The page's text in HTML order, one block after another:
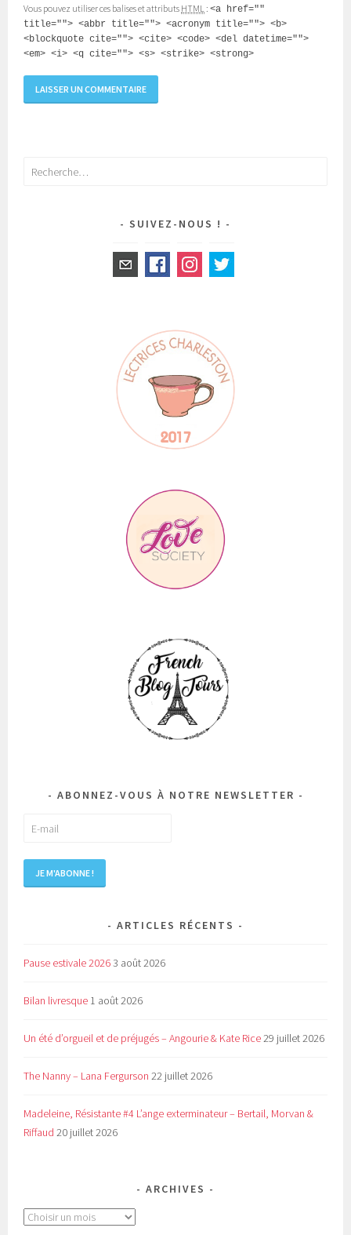
Vous pouvez utiliser ces balises et attributs HTML :<a href=""
title=""> <abbr title=""> <acronym title=""> <b>
<blockquote cite=""> <cite> <code> <del datetime="">
<em> <i> <q cite=""> <s> <strike> <strong>
Rechercher :
SUIVEZ-NOUS !
ABONNEZ-VOUS À NOTRE NEWSLETTER
ARTICLES RÉCENTS
Pause estivale 20263 août 2026
Bilan livresque 1 août 2026
Un été d’orgueil et de préjugés – Angourie & Kate Rice29 juillet 2026
The Nanny – Lana Fergurson 22 juillet 2026
Madeleine, Résistante #4 L’ange exterminateur – Bertail, Morvan &
Riffaud 20 juillet 2026
ARCHIVES
Archives